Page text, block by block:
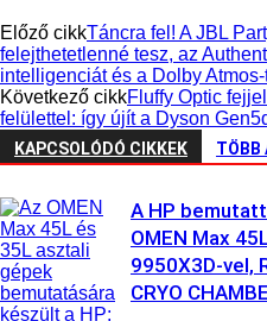
Előző cikkTáncra fel! A JBL
felejthetetlenné tesz, az
intelligenciát és a Dolby
Következő cikkFluffy Optic
felülettel: így újít a Dyson
KAPCSOLÓDÓ CIKKEK TÖBB
A HP
OMEN Max
9950X3D-vel,
CRYO